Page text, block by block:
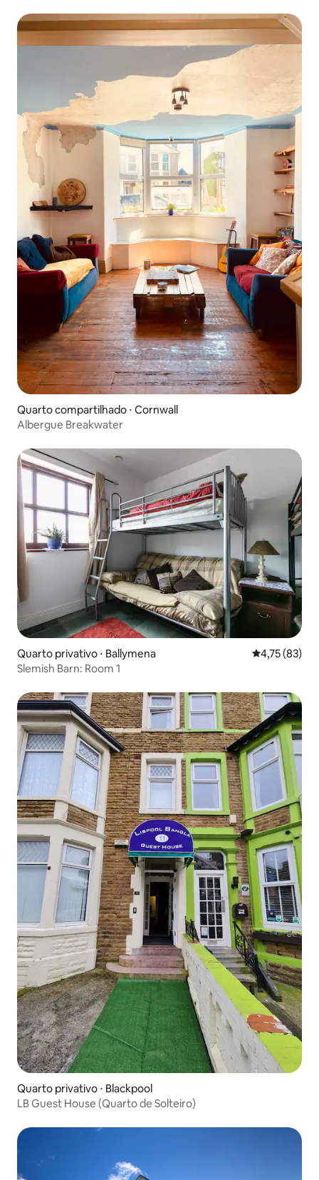
Quarto compartilhado ⋅ Cornwall
Albergue Breakwater
Quarto privativo ⋅ Ballymena 4,75 de uma
4,75 (83)
Slemish Barn: Room 1
Quarto privativo ⋅ Blackpool
LB Guest House (Quarto de Solteiro)